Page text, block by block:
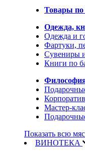
Товары
Одежда,
Одежда и
Фартуки,
Сувениры
Книги по
Мастер-
Показать всю
ВИНОТЕКА